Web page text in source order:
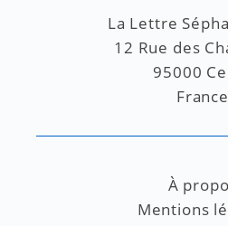
La Lettre
12 Rue des
95000
France
À
Mentions